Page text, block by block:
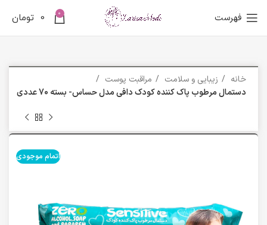
فهرست 0
0 تومان
خانه زیبایی و سلامت
مراقبت پوست
دستمال مرطوب پاک کننده کودک دافی مدل حساس- بسته 70 عددی
اتمام موجودی